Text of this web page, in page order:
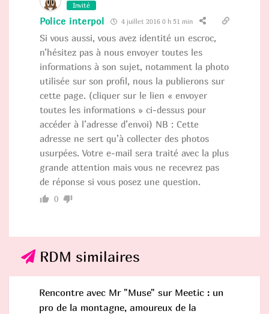
Invité
Police interpol 4 juillet 2016 0 h 51 min
Si vous aussi, vous avez identité un escroc,
n’hésitez pas à nous envoyer toutes les
informations à son sujet, notamment la photo
utilisée sur son profil, nous la publierons sur
cette page. (cliquer sur le lien « envoyer
toutes les informations » ci-dessus pour
accéder à l’adresse d’envoi) NB : Cette
adresse ne sert qu’à collecter des photos
usurpées. Votre e-mail sera traité avec la plus
grande attention mais vous ne recevrez pas
de réponse si vous posez une question.
0
RDM similaires
Rencontre avec Mr "Muse" sur Meetic : un
pro de la montagne, amoureux de la